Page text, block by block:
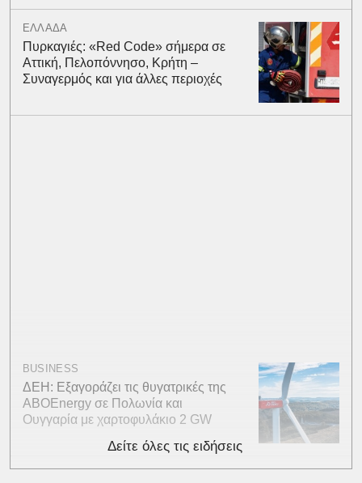
ΕΛΛΑΔΑ
Πυρκαγιές: «Red Code» σήμερα σε
Αττική, Πελοπόννησο, Κρήτη –
Συναγερμός και για άλλες περιοχές
BUSINESS
ΔΕΗ: Εξαγοράζει τις θυγατρικές της
ABOEnergy σε Πολωνία και
Ουγγαρία με χαρτοφυλάκιο 2 GW
Δείτε όλες τις ειδήσεις